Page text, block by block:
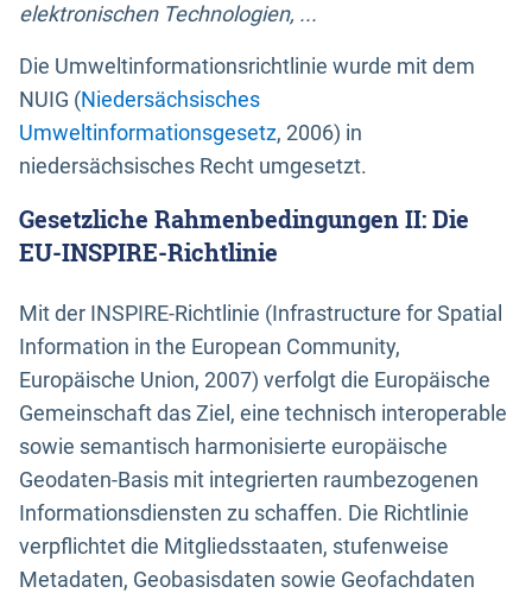
elektronischen Technologien, ...
Die Umweltinformationsrichtlinie wurde mit dem
NUIG (Niedersächsisches
Umweltinformationsgesetz, 2006) in
niedersächsisches Recht umgesetzt.
Gesetzliche Rahmenbedingungen II: Die
EU-INSPIRE-Richtlinie
Mit der INSPIRE-Richtlinie (Infrastructure for Spatial
Information in the European Community,
Europäische Union, 2007) verfolgt die Europäische
Gemeinschaft das Ziel, eine technisch interoperable
sowie semantisch harmonisierte europäische
Geodaten-Basis mit integrierten raumbezogenen
Informationsdiensten zu schaffen. Die Richtlinie
verpflichtet die Mitgliedsstaaten, stufenweise
Metadaten, Geobasisdaten sowie Geofachdaten